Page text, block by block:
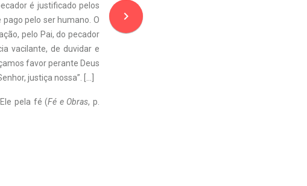
é justificado pelos
pelo ser humano. O
pelo Pai, do pecador
vacilante, de duvidar e
favor perante Deus
justiça nossa”. […]
pela fé (Fé e Obras, p.
navigate_next